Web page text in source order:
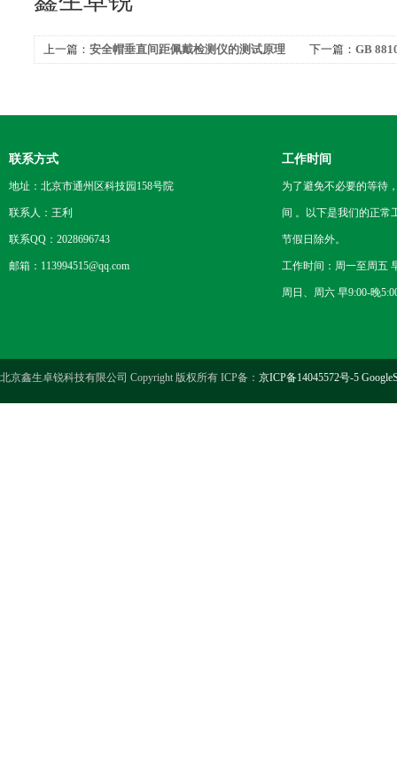
上一篇： 安全帽垂直间距佩戴检测仪的测试原理 下一篇： GB
联系方式
地址：北京市通州区科技园158号院
联系人：王利
联系QQ：2028696743
邮箱：113994515@qq.com
工作时间
为了避免不必要的等待
间 。以下是我们的正常
节假日除外。
工作时间：周一至周五
周日、周六 早9:00-晚
北京鑫生卓锐科技有限公司 Copyright 版权所有 ICP备： 京ICP备14045572号-5